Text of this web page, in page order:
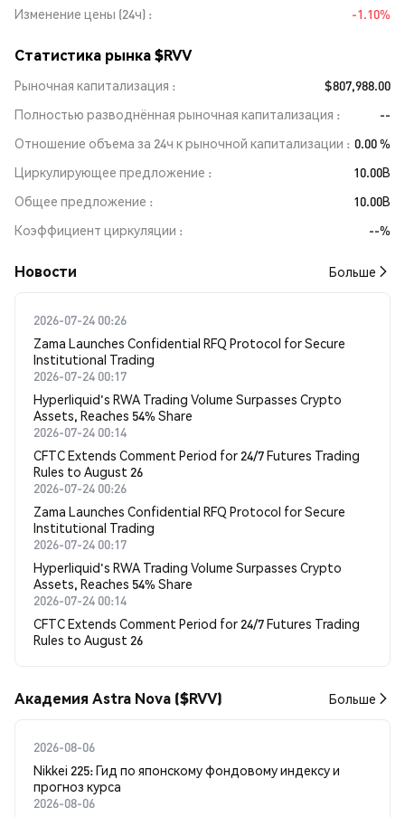
Изменение цены (24ч)
-1.10%
Статистика рынка $RVV
Рыночная капитализация
$807,988.00
Полностью разводнённая рыночная капитализация
--
Отношение объема за 24ч к рыночной капитализации
0.00 %
Циркулирующее предложение
10.00B
Общее предложение
10.00B
Коэффициент циркуляции
--%
Новости Больше
2026-07-24 00:26
Zama Launches Confidential RFQ Protocol for Secure
Institutional Trading
2026-07-24 00:17
Hyperliquid's RWA Trading Volume Surpasses Crypto
Assets, Reaches 54% Share
2026-07-24 00:14
CFTC Extends Comment Period for 24/7 Futures Trading
Rules to August 26
2026-07-24 00:26
Zama Launches Confidential RFQ Protocol for Secure
Institutional Trading
2026-07-24 00:17
Hyperliquid's RWA Trading Volume Surpasses Crypto
Assets, Reaches 54% Share
2026-07-24 00:14
CFTC Extends Comment Period for 24/7 Futures Trading
Rules to August 26
Академия Astra Nova ($RVV) Больше
2026-08-06
Nikkei 225: Гид по японскому фондовому индексу и
прогноз курса
2026-08-06